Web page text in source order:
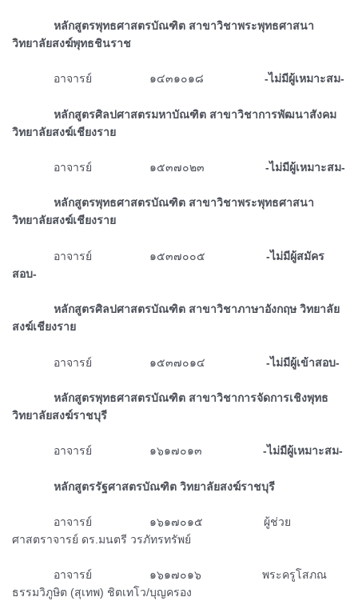
ᅠᅠᅠᅠหลักสูตรพุทธศาสตรบัณฑิต สาขาวิชาพระพุทธศาสนา
วิทยาลัยสงฆ์พุทธชินราช
ᅠᅠᅠᅠอาจารย์ ๑๔๓๑๐๑๘ -ไม่มีผู้เหมาะสม-
ᅠᅠᅠᅠหลักสูตรศิลปศาสตรมหาบัณฑิต สาขาวิชาการพัฒนาสังคม
วิทยาลัยสงฆ์เชียงราย
ᅠᅠᅠᅠอาจารย์ ๑๕๓๗๐๒๓ -ไม่มีผู้เหมาะสม-
ᅠᅠᅠᅠหลักสูตรพุทธศาสตรบัณฑิต สาขาวิชาพระพุทธศาสนา
วิทยาลัยสงฆ์เชียงราย
อาจารย์ ๑๕๓๗๐๐๕ -ไม่มีผู้สมัคร
สอบ-
ᅠᅠᅠᅠหลักสูตรศิลปศาสตรบัณฑิต สาขาวิชาภาษาอังกฤษ วิทยาลัย
สงฆ์เชียงราย
ᅠᅠᅠᅠอาจารย์ ๑๕๓๗๐๑๔ -ไม่มีผู้เข้าสอบ-
ᅠᅠᅠᅠหลักสูตรพุทธศาสตรบัณฑิต สาขาวิชาการจัดการเชิงพุทธ
วิทยาลัยสงฆ์ราชบุรี
ᅠᅠᅠᅠอาจารย์ ๑๖๑๗๐๑๓ -ไม่มีผู้เหมาะสม-
ᅠᅠᅠᅠหลักสูตรรัฐศาสตรบัณฑิต วิทยาลัยสงฆ์ราชบุรี
ᅠᅠᅠᅠอาจารย์ ๑๖๑๗๐๑๕
ผู้ช่วย
ศาสตราจารย์ ดร.มนตรี วรภัทรทรัพย์
ᅠᅠᅠᅠอาจารย์ ๑๖๑๗๐๑๖
พระครูโสภณ
ธรรมวิภูษิต (สุเทพ) ชิตเทโว/บุญครอง